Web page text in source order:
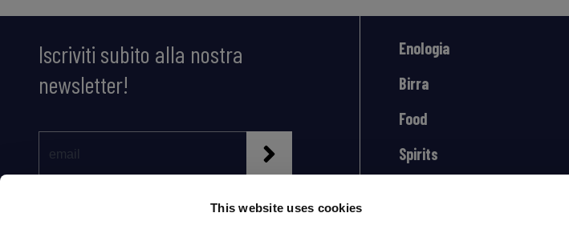
This website uses cookies
Iscriviti subito alla nostra
newsletter!
Enologia
Birra
Food
Spirits